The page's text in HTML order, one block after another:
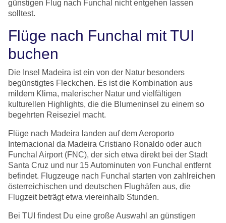
günstigen Flug nach Funchal nicht entgehen lassen
solltest.
Flüge nach Funchal mit TUI
buchen
Die Insel Madeira ist ein von der Natur besonders
begünstigtes Fleckchen. Es ist die Kombination aus
mildem Klima, malerischer Natur und vielfältigen
kulturellen Highlights, die die Blumeninsel zu einem so
begehrten Reiseziel macht.
Flüge nach Madeira landen auf dem Aeroporto
Internacional da Madeira Cristiano Ronaldo oder auch
Funchal Airport (FNC), der sich etwa direkt bei der Stadt
Santa Cruz und nur 15 Autominuten von Funchal entfernt
befindet. Flugzeuge nach Funchal starten von zahlreichen
österreichischen und deutschen Flughäfen aus, die
Flugzeit beträgt etwa viereinhalb Stunden.
Bei TUI findest Du eine große Auswahl an günstigen